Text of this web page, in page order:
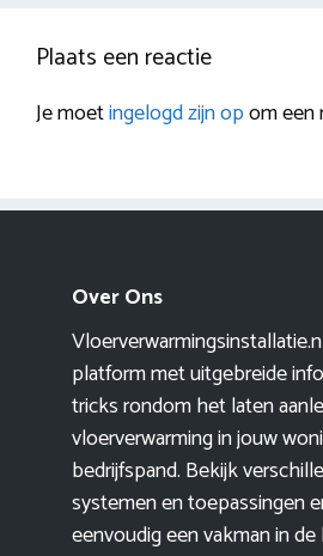
Plaats een reactie
Je moetingelogd zijn opom een
Over Ons
platform met uitgebreide
tricks rondom het laten
vloerverwarming in jouw
bedrijfspand. Bekijk
systemen en toepassingen
eenvoudig een vakman in de